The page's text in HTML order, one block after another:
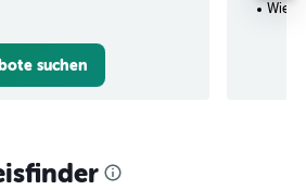
suchen
Wien